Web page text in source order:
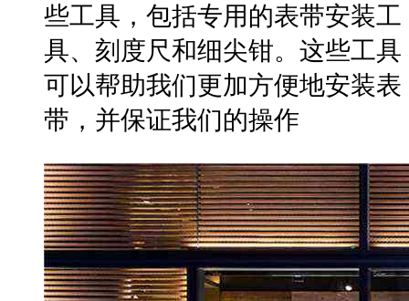
些工具，包括专用的表带安装工
具、刻度尺和细尖钳。这些工具
可以帮助我们更加方便地安装表
带，并保证我们的操作